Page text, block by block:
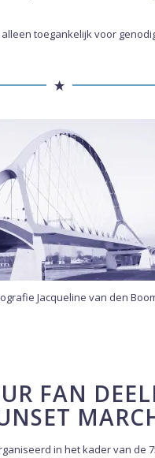
toegankelijk voor
Jacqueline van den
FAN
in het kader van de